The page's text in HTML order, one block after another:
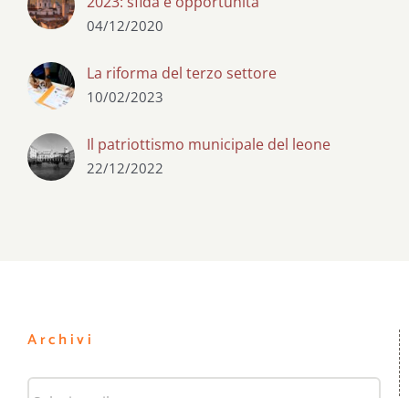
04/12/2020
La riforma del terzo settore
10/02/2023
Il patriottismo municipale del leone
22/12/2022
Archivi